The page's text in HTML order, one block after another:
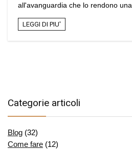
all'avanguardia che lo rendono
LEGGI DI PIU'
Categorie articoli
Blog (32)
Come fare (12)